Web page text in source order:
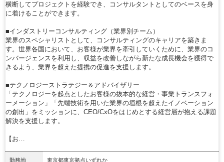
横断してプロジェクトを経験でき、コンサルタントとしてのベースを身
に着けることができます。
■インダストリーコンサルティング（業界別チーム）
業界のスペシャリストとして、コンサルティングのキャリアを築きま
す。世界各国において、お客様が業界を牽引していくために、業界のコ
ンバージェンスを利用し、収益を改善しながら新たな成長機会を獲得で
きるよう、業界を超えた提携の促進を支援します。
■テクノロジーストラテジー＆アドバイザリー
「テクノロジーを起点としたお客様の抜本的な経営・事業トランスフォ
ーメーション」「先端技術を用いた業界の垣根を超えたイノベーション
の創出」をミッションに、CEO/CxOをはじめとする経営層が抱える課題
解決を支援します。
【お…
勤務地 東京都東京拠点いずれか